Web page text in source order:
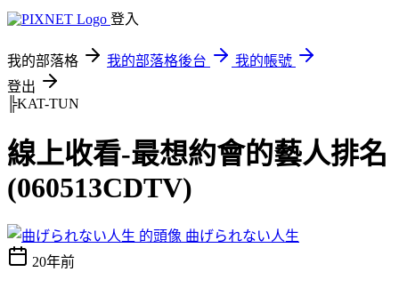
登入
我的部落格 我的部落格後台
我的帳號
登出
╠KAT-TUN
線上收看-最想約會的藝人排名
(060513CDTV)
曲げられない人生
20年前